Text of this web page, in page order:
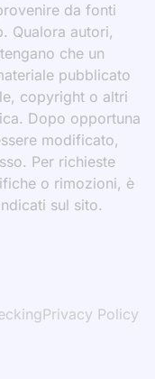
da fonti
Qualora autori,
che un
pubblicato
copyright o altri
Dopo opportuna
modificato,
Per richieste
o rimozioni, è
sul sito.
Privacy Policy